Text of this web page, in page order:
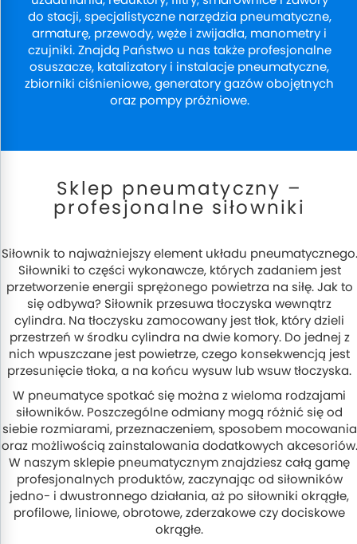
do stacji, specjalistyczne narzędzia pneumatyczne,
armaturę, przewody, węże i zwijadła, manometry i
czujniki. Znajdą Państwo u nas także profesjonalne
osuszacze, katalizatory i instalacje pneumatyczne,
zbiorniki ciśnieniowe, generatory gazów obojętnych
oraz pompy próżniowe.
Sklep pneumatyczny –
profesjonalne siłowniki
Siłownik to najważniejszy element układu pneumatycznego.
Siłowniki to części wykonawcze, których zadaniem jest
przetworzenie energii sprężonego powietrza na siłę. Jak to
się odbywa? Siłownik przesuwa tłoczyska wewnątrz
cylindra. Na tłoczysku zamocowany jest tłok, który dzieli
przestrzeń w środku cylindra na dwie komory. Do jednej z
nich wpuszczane jest powietrze, czego konsekwencją jest
przesunięcie tłoka, a na końcu wysuw lub wsuw tłoczyska.
W pneumatyce spotkać się można z wieloma rodzajami
siłowników. Poszczególne odmiany mogą różnić się od
siebie rozmiarami, przeznaczeniem, sposobem mocowania
oraz możliwością zainstalowania dodatkowych akcesoriów.
W naszym sklepie pneumatycznym znajdziesz całą gamę
profesjonalnych produktów, zaczynając od siłowników
jedno- i dwustronnego działania, aż po siłowniki okrągłe,
profilowe, liniowe, obrotowe, zderzakowe czy dociskowe
okrągłe.